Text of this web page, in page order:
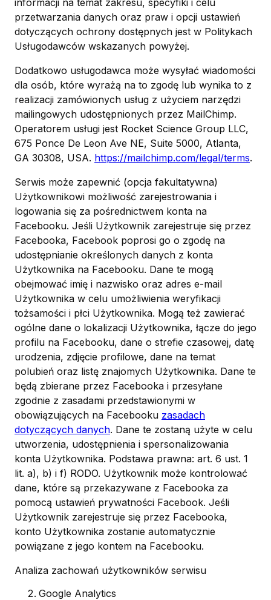
informacji na temat zakresu, specyfiki i celu
przetwarzania danych oraz praw i opcji ustawień
dotyczących ochrony dostępnych jest w Politykach
Usługodawców wskazanych powyżej.
Dodatkowo usługodawca może wysyłać wiadomości
dla osób, które wyrażą na to zgodę lub wynika to z
realizacji zamówionych usług z użyciem narzędzi
mailingowych udostępnionych przez MailChimp.
Operatorem usługi jest Rocket Science Group LLC,
675 Ponce De Leon Ave NE, Suite 5000, Atlanta,
GA 30308, USA. https://mailchimp.com/legal/terms.
Serwis może zapewnić (opcja fakultatywna)
Użytkownikowi możliwość zarejestrowania i
logowania się za pośrednictwem konta na
Facebooku. Jeśli Użytkownik zarejestruje się przez
Facebooka, Facebook poprosi go o zgodę na
udostępnianie określonych danych z konta
Użytkownika na Facebooku. Dane te mogą
obejmować imię i nazwisko oraz adres e-mail
Użytkownika w celu umożliwienia weryfikacji
tożsamości i płci Użytkownika. Mogą też zawierać
ogólne dane o lokalizacji Użytkownika, łącze do jego
profilu na Facebooku, dane o strefie czasowej, datę
urodzenia, zdjęcie profilowe, dane na temat
polubień oraz listę znajomych Użytkownika. Dane te
będą zbierane przez Facebooka i przesyłane
zgodnie z zasadami przedstawionymi w
obowiązujących na Facebooku zasadach
dotyczących danych. Dane te zostaną użyte w celu
utworzenia, udostępnienia i spersonalizowania
konta Użytkownika. Podstawa prawna: art. 6 ust. 1
lit. a), b) i f) RODO. Użytkownik może kontrolować
dane, które są przekazywane z Facebooka za
pomocą ustawień prywatności Facebook. Jeśli
Użytkownik zarejestruje się przez Facebooka,
konto Użytkownika zostanie automatycznie
powiązane z jego kontem na Facebooku.
Analiza zachowań użytkowników serwisu
Google Analytics